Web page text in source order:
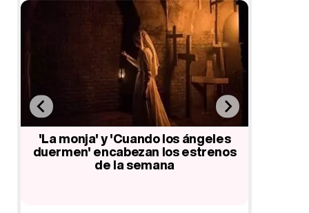
'La monja' y 'Cuando los ángeles
duermen' encabezan los estrenos
de la semana